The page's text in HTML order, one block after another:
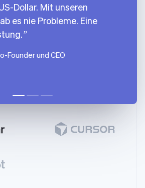
Dollar. Mit unseren
es nie Probleme. Eine
Founder und CEO